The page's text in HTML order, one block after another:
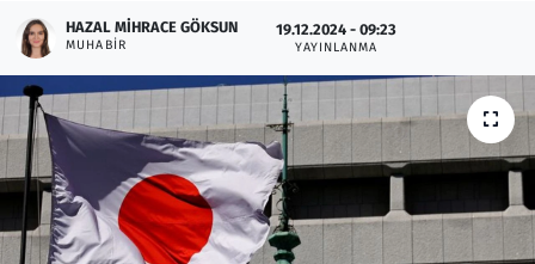
HAZAL MIHRACE GÖKSUN
MUHABIR
19.12.2024 - 09:23
YAYINLANMA
Memur ve Kamu
Otomobil
Oyun
Ramazan